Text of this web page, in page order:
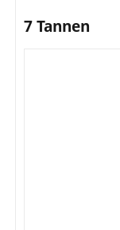
7 Tannen